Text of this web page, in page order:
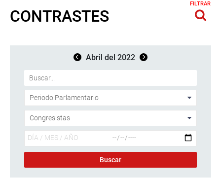
CONTRASTES
FILTRAR
Abril del 2022